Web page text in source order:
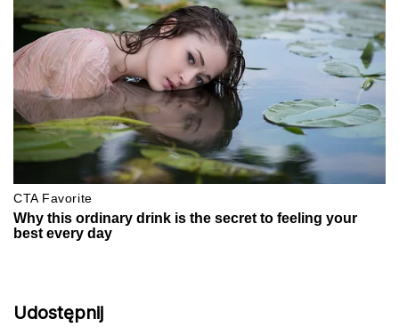
Udostępnij